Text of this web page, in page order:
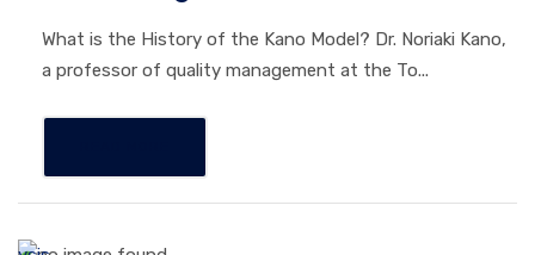
What is the History of the Kano Model? Dr. Noriaki Kano,
a professor of quality management at the To...